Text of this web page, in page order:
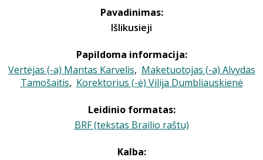
Pavadinimas:
Išlikusieji
Papildoma informacija:
Vertėjas (-a) Mantas Karvelis, Maketuotojas (-a) Alvydas
Tamošaitis, Korektorius (-ė) Vilija Dumbliauskienė
Leidinio formatas:
BRF (tekstas Brailio raštu)
Kalba: